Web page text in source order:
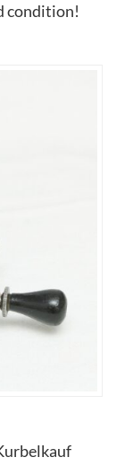
condition!